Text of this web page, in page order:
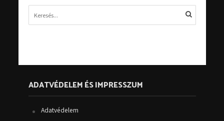
ADATVÉDELEM ÉS IMPRESSZUM
Adatvédelem